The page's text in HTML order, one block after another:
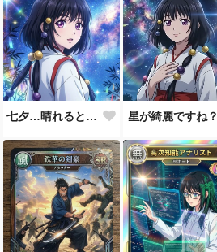
七夕…晴れると良いなぁ。 星が綺麗ですね？